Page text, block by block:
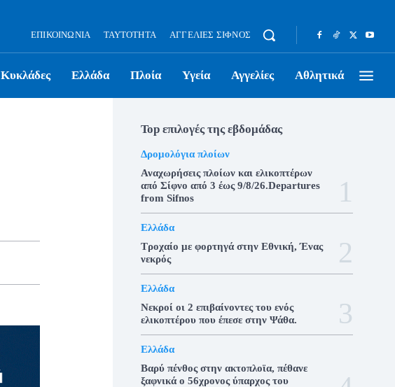
ΕΠΙΚΟΙΝΩΝΊΑ ΤΑΥΤΌΤΗΤΑ ΑΓΓΕΛΊΕΣ ΣΊΦΝΟΣ
Κυκλάδες Ελλάδα Πλοία Υγεία Αγγελίες Αθλητικά
Top επιλογές της εβδομάδας
Δρομολόγια πλοίων
Αναχωρήσεις πλοίων και ελικοπτέρων
από Σίφνο από 3 έως 9/8/26.Departures
from Sifnos
Ελλάδα
Τροχαίο με φορτηγά στην Εθνική, Ένας
νεκρός
Ελλάδα
Νεκροί οι 2 επιβαίνοντες του ενός
ελικοπτέρου που έπεσε στην Ψάθα.
Ελλάδα
Βαρύ πένθος στην ακτοπλοϊα, πέθανε
ξαφνικά ο 56χρονος ύπαρχος του